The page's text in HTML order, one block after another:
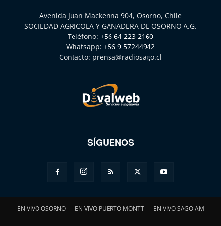
Avenida Juan Mackenna 904, Osorno, Chile
SOCIEDAD AGRICOLA Y GANADERA DE OSORNO A.G.
Teléfono: +56 64 223 2160
Whatsapp: +56 9 57244942
Contacto: prensa@radiosago.cl
SÍGUENOS
EN VIVO OSORNO EN VIVO PUERTO MONTT EN VIVO SAGO AM